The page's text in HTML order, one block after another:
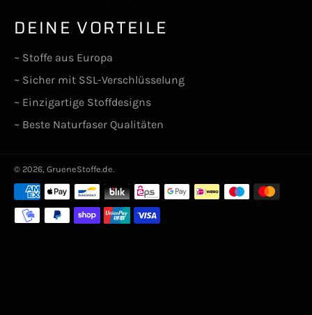
DEINE VORTEILE
~ Stoffe aus Europa
~ Sicher mit SSL-Verschlüsselung
~ Einzigartige Stoffdesigns
~ Beste Naturfaser Qualitäten
© 2026, GrueneStoffe.de
Zahlungsarten